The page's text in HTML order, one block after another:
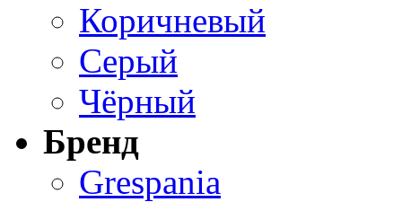
Коричневый
Серый
Чёрный
Бренд
Grespania